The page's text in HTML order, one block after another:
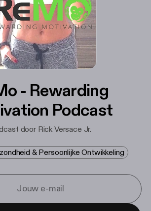
- Rewarding
Podcast
door Rick Versace Jr.
& Persoonlijke Ontwikkeling